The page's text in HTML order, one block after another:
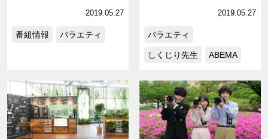
2019.05.27
番組情報 バラエティ
2019.05.27
バラエティ
しくじり先生 ABEMA